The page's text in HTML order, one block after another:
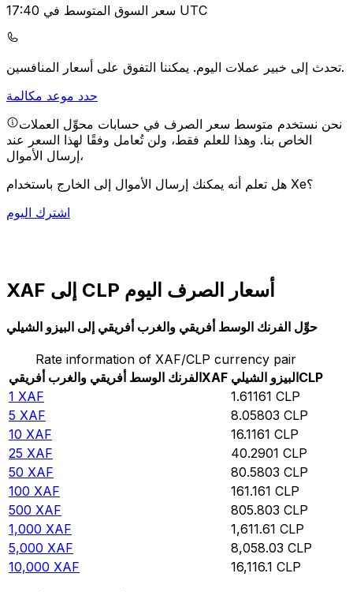
سعر السوق المتوسط في 17:40 UTC
تحدث إلى خبير عملات اليوم.يمكننا التفوق على أسعار المنافسين.
حدد موعد مكالمة
نحن نستخدم متوسط سعر الصرف في حسابات محوِّل العملات
الخاص بنا. وهذا للعلم فقط، ولن تُعامل وفقًا لهذا السعر عند
إرسال الأموال،
هل تعلم أنه يمكنك إرسال الأموال إلى الخارج باستخدام Xe؟
اشترك اليوم
XAF إلى CLP أسعار الصرف اليوم
حوِّل الفرنك الوسط أفريقي والغرب أفريقي إلى البيزو الشيلي
Rate information of XAF/CLP currency pair
الفرنك الوسط أفريقي والغرب أفريقيXAF البيزو الشيليCLP
1 XAF 1.61161 CLP
5 XAF 8.05803 CLP
10 XAF 16.1161 CLP
25 XAF 40.2901 CLP
50 XAF 80.5803 CLP
100 XAF 161.161 CLP
500 XAF 805.803 CLP
1,000 XAF 1,611.61 CLP
5,000 XAF 8,058.03 CLP
10,000 XAF 16,116.1 CLP